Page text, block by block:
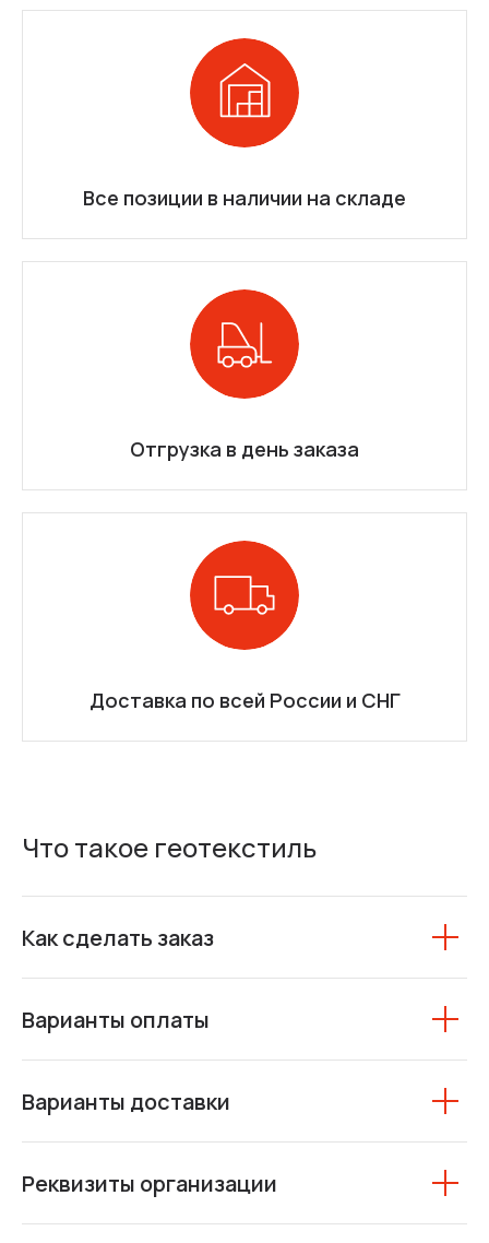
Все позиции в наличии на складе
Отгрузка в день заказа
Доставка по всей России и СНГ
Что такое геотекстиль
Как сделать заказ
Варианты оплаты
Варианты доставки
Реквизиты организации